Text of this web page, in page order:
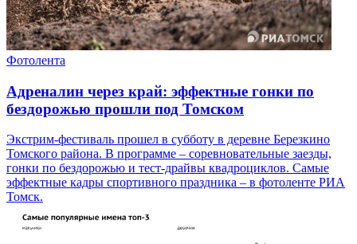
Фотолента
Адреналин через край: эффектные гонки по
бездорожью прошли под Томском
Экстрим-фестиваль прошел в субботу в деревне Березкино
Томского района. В программе – соревновательные заезды,
гонки по бездорожью и тест-драйвы квадроциклов. Самые
эффектные кадры спортивного праздника – в фотоленте РИА
Томск.